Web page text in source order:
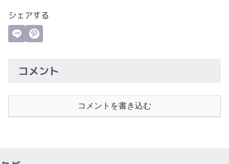
シェアする
コメント
コメントを書き込む